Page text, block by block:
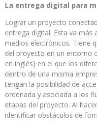
La entrega digital para
Lograr un proyecto
entrega digital. Esta va
medios electrónicos. Tiene
del proyecto en un entorno
en inglés) en el que los
dentro de una misma
tengan la posibilidad de
ordenada y asociada a los
etapas del proyecto. Al
identificar obstáculos de